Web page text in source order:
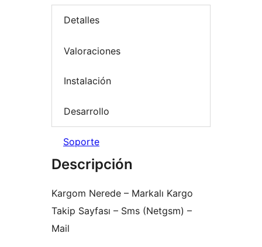
Detalles
Valoraciones
Instalación
Desarrollo
Soporte
Descripción
Kargom Nerede – Markalı Kargo
Takip Sayfası – Sms (Netgsm) –
Mail